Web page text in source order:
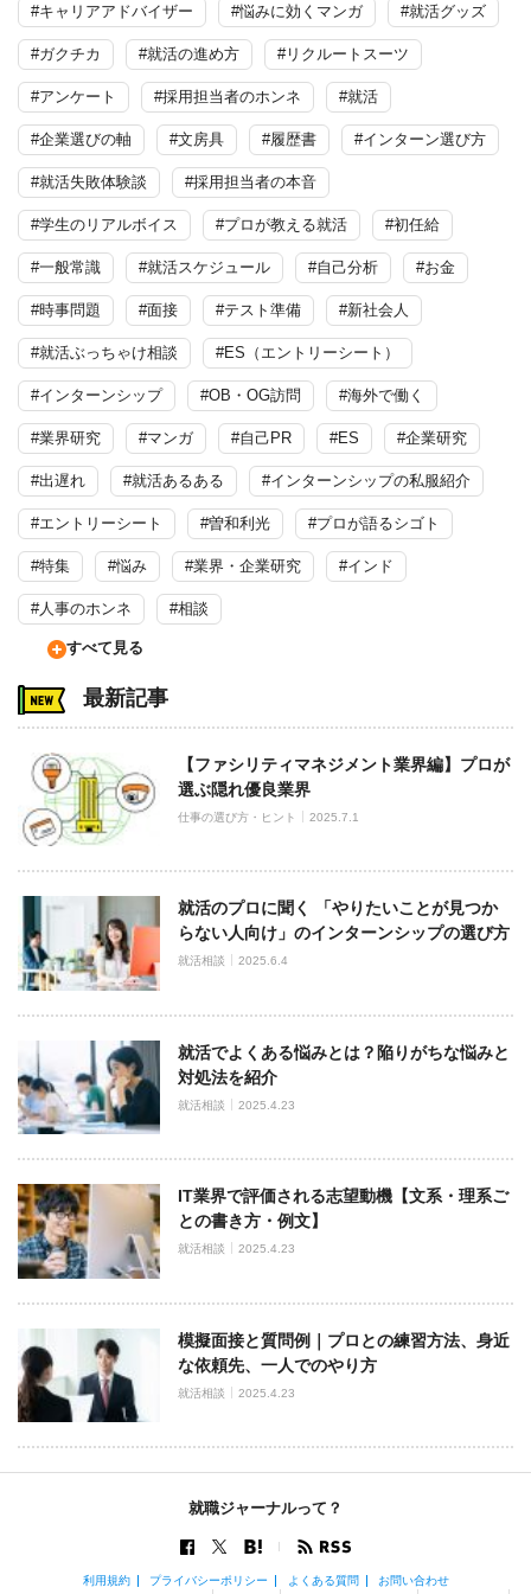
#キャリアアドバイザー #悩みに効くマンガ #就活グッズ
#ガクチカ #就活の進め方 #リクルートスーツ
#アンケート #採用担当者のホンネ #就活
#企業選びの軸 #文房具 #履歴書 #インターン選び方
#就活失敗体験談 #採用担当者の本音
#学生のリアルボイス #プロが教える就活 #初任給
#一般常識 #就活スケジュール #自己分析 #お金
#時事問題 #面接 #テスト準備 #新社会人
#就活ぶっちゃけ相談 #ES（エントリーシート）
#インターンシップ #OB・OG訪問 #海外で働く
#業界研究 #マンガ #自己PR #ES #企業研究
#出遅れ #就活あるある #インターンシップの私服紹介
#エントリーシート #曽和利光 #プロが語るシゴト
#特集 #悩み #業界・企業研究 #インド
#人事のホンネ #相談
すべて見る
最新記事
【ファシリティマネジメント業界編】プロが
選ぶ隠れ優良業界
仕事の選び方・ヒント 2025.7.1
就活のプロに聞く 「やりたいことが見つか
らない人向け」のインターンシップの選び方
就活相談 2025.6.4
就活でよくある悩みとは？陥りがちな悩みと
対処法を紹介
就活相談 2025.4.23
IT業界で評価される志望動機【文系・理系ご
との書き方・例文】
就活相談 2025.4.23
模擬面接と質問例｜プロとの練習方法、身近
な依頼先、一人でのやり方
就活相談 2025.4.23
就職ジャーナルって？
利用規約 プライバシーポリシー よくある質問 お問い合わせ